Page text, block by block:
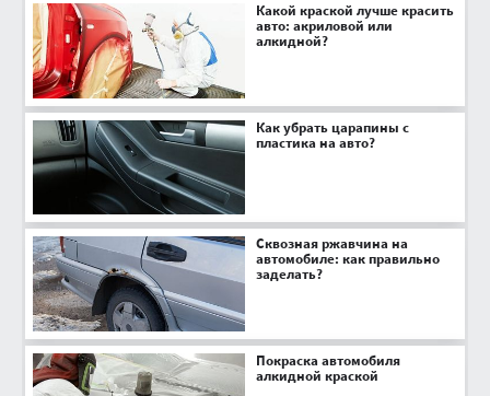
Какой краской лучше красить
авто: акриловой или
алкидной?
Как убрать царапины с
пластика на авто?
Сквозная ржавчина на
автомобиле: как правильно
заделать?
Покраска автомобиля
алкидной краской